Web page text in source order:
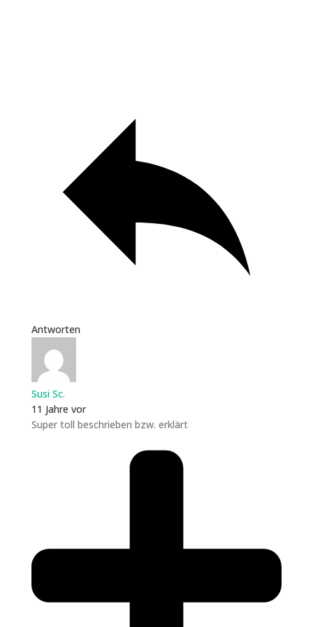
Antworten
Susi Sc.
11 Jahre vor
Super toll beschrieben bzw. erklärt